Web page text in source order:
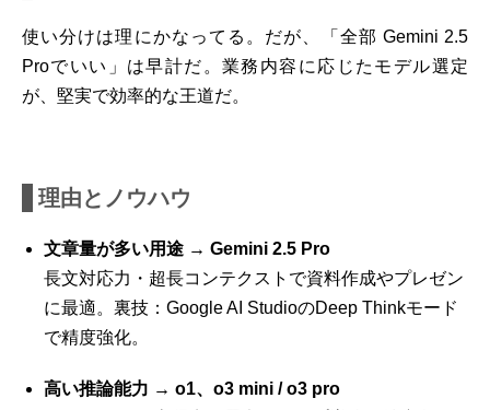
使い分けは理にかなってる。 だが、「全部 Gemini 2.5
Proでいい」は早計だ。業務内容に応じたモデル選定
が、堅実で効率的な王道だ。
理由とノウハウ
文章量が多い用途 → Gemini 2.5 Pro
長文対応力・超長コンテクストで資料作成やプレゼン
に最適。裏技：Google AI StudioのDeep Thinkモード
で精度強化。
高い推論能力 → o1、o3 mini / o3 pro